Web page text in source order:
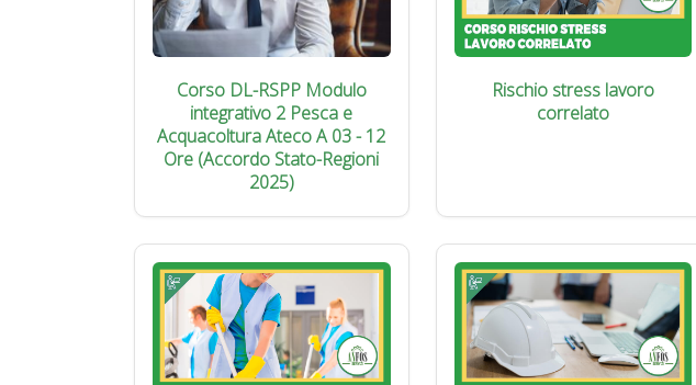
Corso DL-RSPP Modulo
integrativo 2 Pesca e
Acquacoltura Ateco A 03 - 12
Ore (Accordo Stato-Regioni
2025)
Rischio stress lavoro
correlato